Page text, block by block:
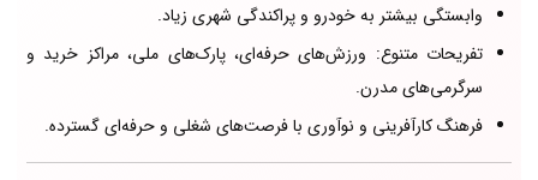
وابستگی بیشتر به خودرو و پراکندگی شهری زیاد.
تفریحات متنوع: ورزش‌های حرفه‌ای، پارک‌های ملی، مراکز خرید و
سرگرمی‌های مدرن.
فرهنگ کارآفرینی و نوآوری با فرصت‌های شغلی و حرفه‌ای گسترده.